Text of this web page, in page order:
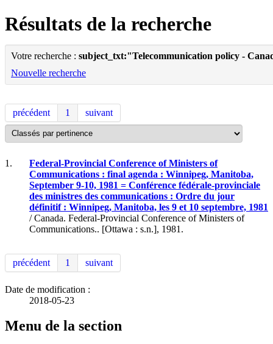
Résultats de la recherche
Votre recherche : subject_txt:"Telecommunication policy -
Nouvelle recherche
précédent 1 suivant
1.
Federal-Provincial Conference of Ministers of
Communications : final agenda : Winnipeg, Manitoba,
September 9-10, 1981 = Conférence fédérale-provinciale
des ministres des communications : Ordre du jour
définitif : Winnipeg, Manitoba, les 9 et 10 septembre, 1981
/ Canada. Federal-Provincial Conference of Ministers of
Communications.. [Ottawa : s.n.], 1981.
précédent 1 suivant
Date de modification :
2018-05-23
Menu de la section